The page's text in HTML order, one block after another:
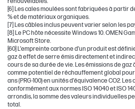
[6] Les cales moulées sont fabriquées à partir
% et de matériaux organiques.
[7] Les câbles inclus peuvent varier selon les
[8] Le PC hôte nécessite Windows 10. OMEN
Microsoft Store.
[60] L’empreinte carbone d’un produit est
gaz à effet de serre émis directement et
cours de sa durée de vie. Les émissions de
comme potentiel de réchauffement global
ans (PRG-100) en unités d’équivalence CO2.
conformément aux normes ISO 14040 et ISO
arrondis, la somme des valeurs individuelles
total.